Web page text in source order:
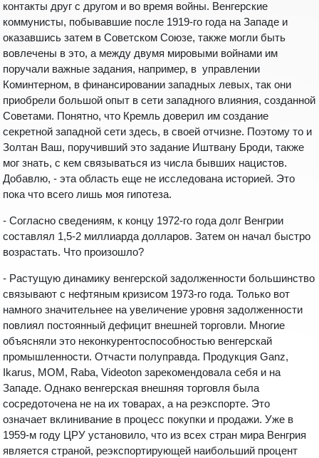
контакты друг с другом и во время войны. Венгерские
коммунисты, побывавшие после 1919-го года на Западе и
оказавшись затем в Советском Союзе, также могли быть
вовлечены в это, а между двумя мировыми войнами им
поручали важные задания, например, в управлении
Коминтерном, в финансировании западных левых, так они
приобрели большой опыт в сети западного влияния, созданной
Советами. Понятно, что Кремль доверил им создание
секретной западной сети здесь, в своей отчизне. Поэтому то и
Золтан Ваш, поручивший это задание Иштвану Броди, также
мог знать, с кем связываться из числа бывших нацистов.
Добавлю, - эта область еще не исследована историей. Это
пока что всего лишь моя гипотеза.
- Согласно сведениям, к концу 1972-го года долг Венгрии
составлял 1,5-2 миллиарда долларов. Затем он начал быстро
возрастать. Что произошло?
- Растущую динамику венгерской задолженности большинство
связывают с нефтяным кризисом 1973-го года. Только вот
намного значительнее на увеличение уровня задолженности
повлиял постоянный дефицит внешней торговли. Многие
объясняли это неконкурентоспособностью венгерскай
промышленности. Отчасти полуправда. Продукция Ganz,
Ikarus, MOM, Raba, Videoton зарекомендовала себя и на
Западе. Однако венгерская внешняя торговля была
сосредоточена не на их товарах, а на реэкспорте. Это
означает вклинивание в процесс покупки и продажи. Уже в
1959-м году ЦРУ установило, что из всех стран мира Венгрия
является страной, реэкспортирующей наибольший процент